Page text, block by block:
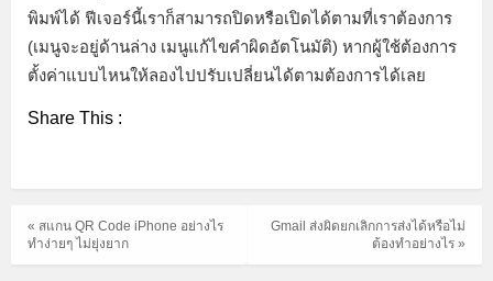
พิมพ์ได้ ฟีเจอร์นี้เราก็สามารถปิดหรือเปิดได้ตามที่เราต้องการ
(เมนูจะอยู่ด้านล่าง เมนูแก้ไขคำผิดอัตโนมัติ) หากผู้ใช้ต้องการ
ตั้งค่าแบบไหนให้ลองไปปรับเปลี่ยนได้ตามต้องการได้เลย
Share This :
Gmail ส่งผิดยกเลิกการส่งได้หรือไม่
ต้องทำอย่างไร »
« สแกน QR Code iPhone อย่างไร
ทำง่ายๆ ไม่ยุ่งยาก